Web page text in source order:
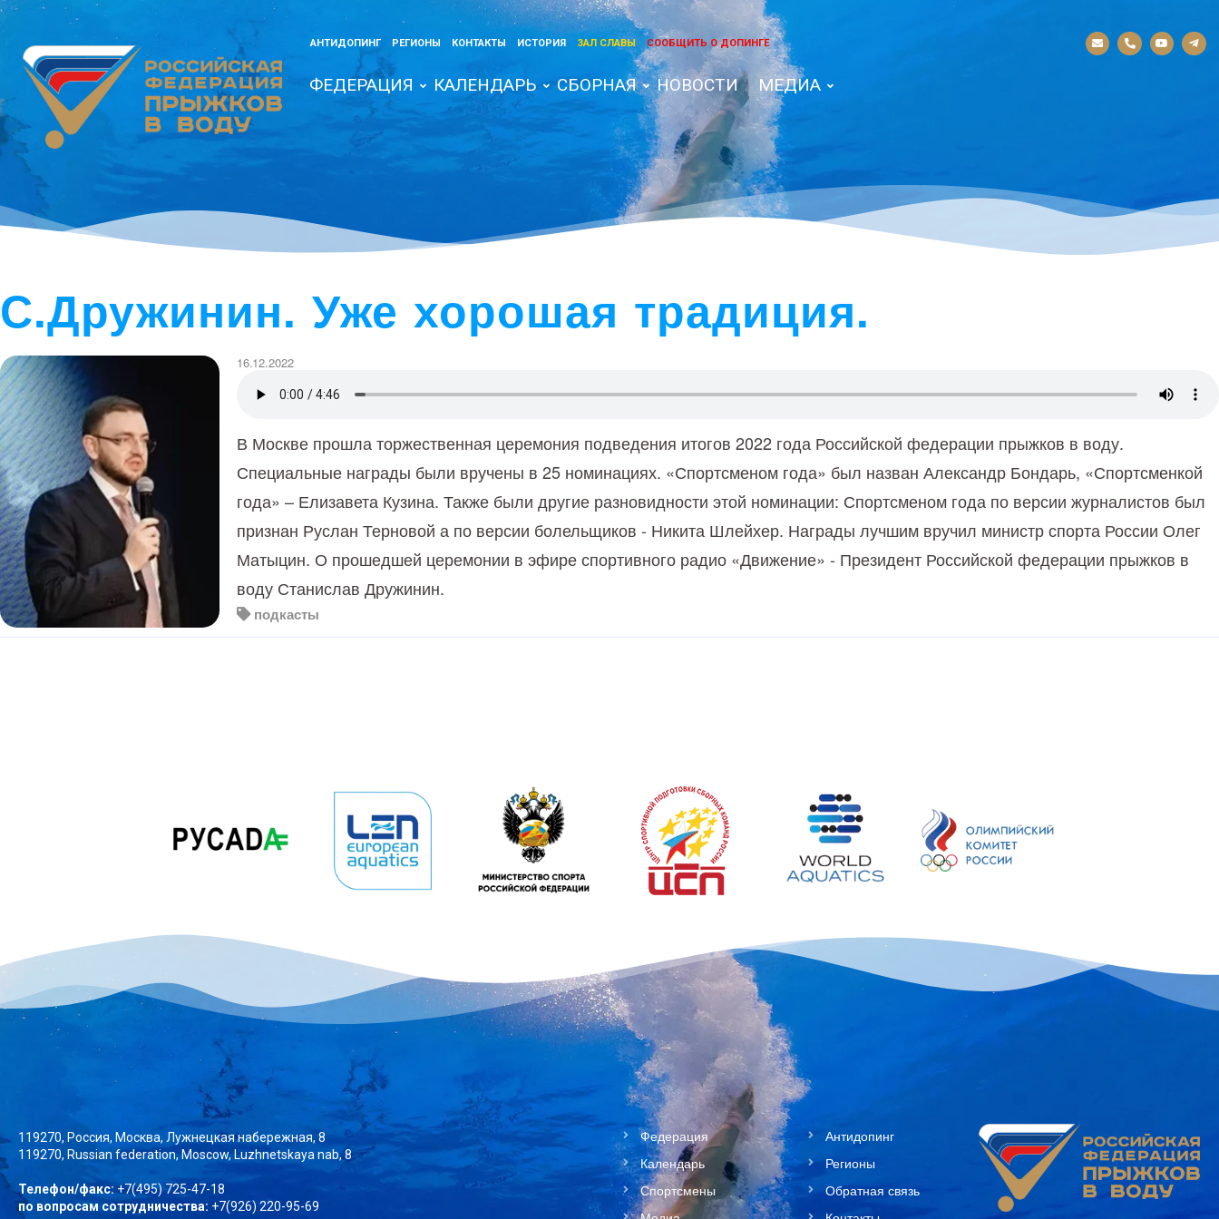
АНТИДОПИНГ РЕГИОНЫ КОНТАКТЫ ИСТОРИЯ ЗАЛ СЛАВЫ СООБЩИТЬ О ДОПИНГЕ
ФЕДЕРАЦИЯ КАЛЕНДАРЬ СБОРНАЯ НОВОСТИ МЕДИА
С.Дружинин. Уже хорошая традиция.
16.12.2022
В Москве прошла торжественная церемония подведения итогов 2022 года Российской федерации прыжков в воду.
Специальные награды были вручены в 25 номинациях. «Спортсменом года» был назван Александр Бондарь, «Спортсменкой
года» – Елизавета Кузина. Также были другие разновидности этой номинации: Спортсменом года по версии журналистов был
признан Руслан Терновой а по версии болельщиков - Никита Шлейхер. Награды лучшим вручил министр спорта России Олег
Матыцин. О прошедшей церемонии в эфире спортивного радио «Движение» - Президент Российской федерации прыжков в
воду Станислав Дружинин.
подкасты
119270, Россия, Москва, Лужнецкая набережная, 8
119270, Russian federation, Moscow, Luzhnetskaya nab, 8
Телефон/факс: +7(495) 725-47-18
по вопросам сотрудничества: +7(926) 220-95-69
Федерация
Календарь
Спортсмены
Антидопинг
Регионы
Обратная связь